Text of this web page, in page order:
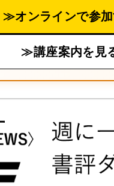
≫オンラインで参
≫講座案内を見